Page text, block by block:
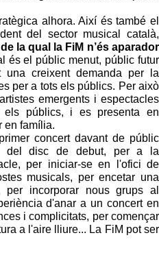
alhora. Així és també el
del sector musical català,
la qual la FiM n’és aparador
és el públic menut, públic futur
una creixent demanda per la
per a tots els públics. Per això
emergents i espectacles
públics, i es presenta en
en família.
concert davant de públic
del disc de debut, per a la
per iniciar-se en l'ofici de
musicals, per encetar una
per incorporar nous grups al
d'anar a un concert en
i complicitats, per començar
a l'aire lliure... La FiM pot ser